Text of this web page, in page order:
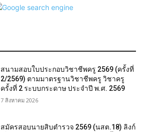
สนามสอบใบประกอบวิชาชีพครู 2569 (ครั้งที่
2/2569) ตามมาตรฐานวิชาชีพครู วิชาครู
ครั้งที่ 2 ระบบกระดาษ ประจำปี พ.ศ. 2569
7 สิงหาคม 2026
สมัครสอบนายสิบตำรวจ 2569 (นสต.18) ลิงก์